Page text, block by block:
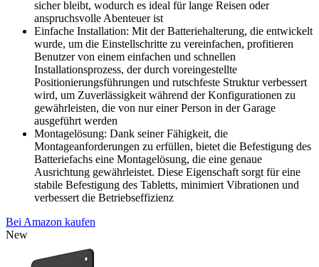
sicher bleibt, wodurch es ideal für lange Reisen oder
anspruchsvolle Abenteuer ist
Einfache Installation: Mit der Batteriehalterung, die entwickelt
wurde, um die Einstellschritte zu vereinfachen, profitieren
Benutzer von einem einfachen und schnellen
Installationsprozess, der durch voreingestellte
Positionierungsführungen und rutschfeste Struktur verbessert
wird, um Zuverlässigkeit während der Konfigurationen zu
gewährleisten, die von nur einer Person in der Garage
ausgeführt werden
Montagelösung: Dank seiner Fähigkeit, die
Montageanforderungen zu erfüllen, bietet die Befestigung des
Batteriefachs eine Montagelösung, die eine genaue
Ausrichtung gewährleistet. Diese Eigenschaft sorgt für eine
stabile Befestigung des Tabletts, minimiert Vibrationen und
verbessert die Betriebseffizienz
Bei Amazon kaufen
New